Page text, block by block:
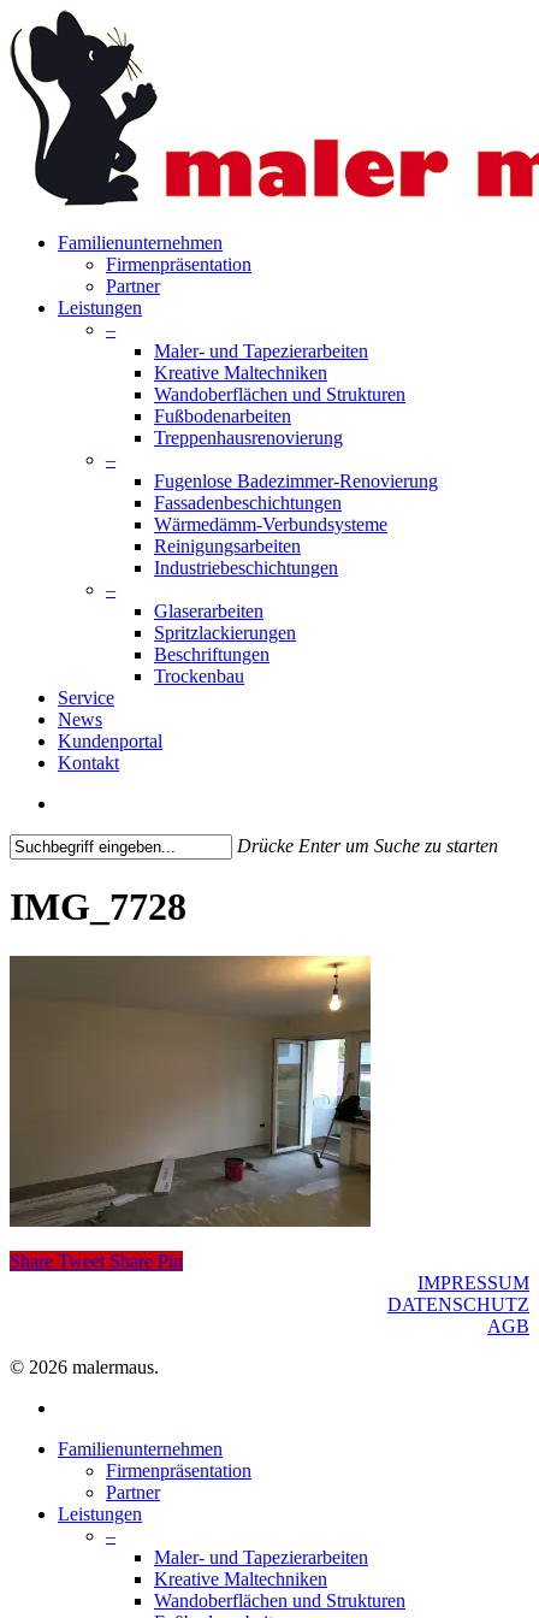
to
main
content
search
Menu
Familienunternehmen
Firmenpräsentation
Partner
Leistungen
–
Maler- und Tapezierarbeiten
Kreative Maltechniken
Wandoberflächen und Strukturen
Fußbodenarbeiten
Treppenhausrenovierung
–
Fugenlose Badezimmer-Renovierung
Fassadenbeschichtungen
Wärmedämm-Verbundsysteme
Reinigungsarbeiten
Industriebeschichtungen
–
Glaserarbeiten
Spritzlackierungen
Beschriftungen
Trockenbau
Service
News
Kundenportal
Kontakt
Drücke Enter um Suche zu starten
Search
IMG_7728
Share Tweet Share Pin
IMPRESSUM
DATENSCHUTZ
AGB
© 2026 malermaus.
Close
Familienunternehmen
Firmenpräsentation
Partner
Leistungen
–
Maler- und Tapezierarbeiten
Kreative Maltechniken
Wandoberflächen und Strukturen